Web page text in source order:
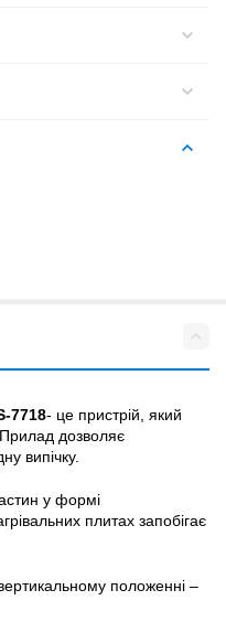
7718- це пристрій, який
дозволяє
випічку.
у формі
плитах запобігає
положенні –